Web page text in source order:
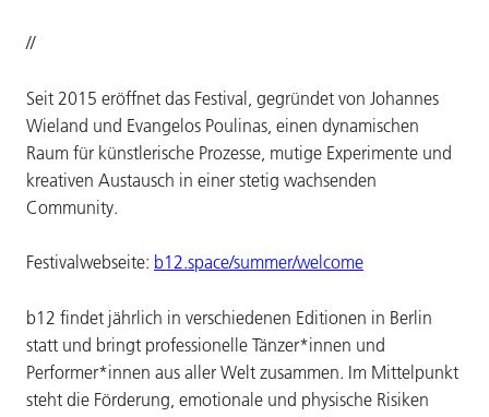
//
Seit 2015 eröffnet das Festival, gegründet von Johannes
Wieland und Evangelos Poulinas, einen dynamischen
Raum für künstlerische Prozesse, mutige Experimente und
kreativen Austausch in einer stetig wachsenden
Community.
Festivalwebseite: b12.space/summer/welcome
b12 findet jährlich in verschiedenen Editionen in Berlin
statt und bringt professionelle Tänzer*innen und
Performer*innen aus aller Welt zusammen. Im Mittelpunkt
steht die Förderung, emotionale und physische Risiken